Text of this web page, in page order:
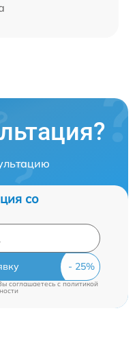
со
соглашаетесь c политикой